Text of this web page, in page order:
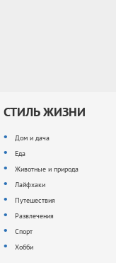
СТИЛЬ ЖИЗНИ
Дом и дача
Еда
Животные и природа
Лайфхаки
Путешествия
Развлечения
Спорт
Хобби